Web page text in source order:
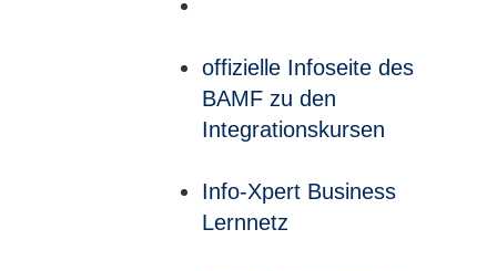
offizielle Infoseite des
BAMF zu den
Integrationskursen
Info-Xpert Business
Lernnetz